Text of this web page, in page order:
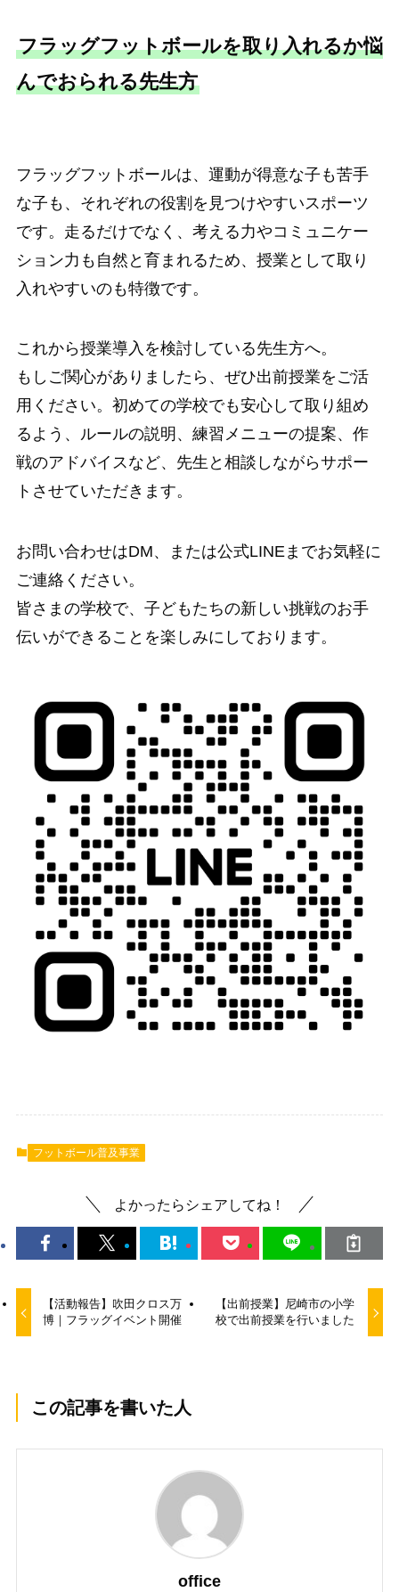
フラッグフットボールを取り入れるか悩
んでおられる先生方
フラッグフットボールは、運動が得意な子も苦手
な子も、それぞれの役割を見つけやすいスポーツ
です。走るだけでなく、考える力やコミュニケー
ション力も自然と育まれるため、授業として取り
入れやすいのも特徴です。
これから授業導入を検討している先生方へ。
もしご関心がありましたら、ぜひ出前授業をご活
用ください。初めての学校でも安心して取り組め
るよう、ルールの説明、練習メニューの提案、作
戦のアドバイスなど、先生と相談しながらサポー
トさせていただきます。
お問い合わせはDM、または公式LINEまでお気軽に
ご連絡ください。
皆さまの学校で、子どもたちの新しい挑戦のお手
伝いができることを楽しみにしております。
フットボール普及事業
よかったらシェアしてね！
【活動報告】吹田クロス万
博｜フラッグイベント開催
【出前授業】尼崎市の小学
校で出前授業を行いました
この記事を書いた人
office